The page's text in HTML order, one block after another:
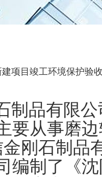
项目竣工环境保护验
制品有限公
要从事磨
刚石制品
编制了《